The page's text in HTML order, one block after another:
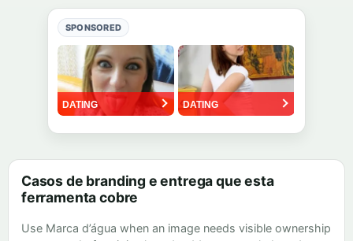
SPONSORED
Casos de branding e entrega que esta
ferramenta cobre
Use Marca d’água when an image needs visible ownership